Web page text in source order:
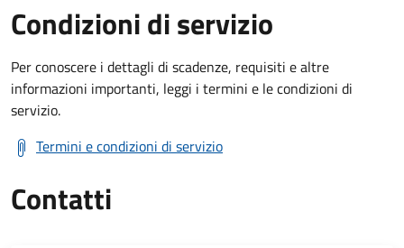
Condizioni di servizio
Per conoscere i dettagli di scadenze, requisiti e altre
informazioni importanti, leggi i termini e le condizioni di
servizio.
Termini e condizioni di servizio
Contatti